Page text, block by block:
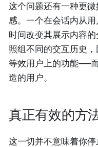
这个问题还有一种更
感。一个在会话内从
时间改变其展示内容
照组不同的交互历史
等效用户上的功能——
造的用户。
真正有效的方
这一切并不意味着你